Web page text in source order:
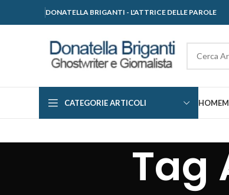
DONATELLA BRIGANTI - L'ATTRICE DELLE PAROLE
CATEGORIE ARTICOLI HOME
Tag